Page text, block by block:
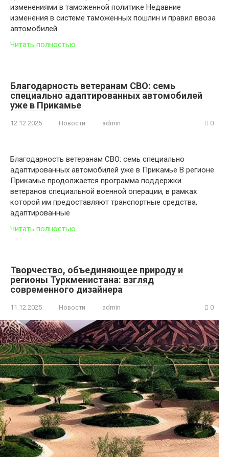
изменениями в таможенной политике Недавние
изменения в системе таможенных пошлин и правил ввоза
автомобилей
Читать полностью
Благодарность ветеранам СВО: семь
специально адаптированных автомобилей
уже в Прикамье
12.12.2025 Новости admin 0
Благодарность ветеранам СВО: семь специально
адаптированных автомобилей уже в Прикамье В регионе
Прикамье продолжается программа поддержки
ветеранов специальной военной операции, в рамках
которой им предоставляют транспортные средства,
адаптированные
Читать полностью
Творчество, объединяющее природу и
регионы Туркменистана: взгляд
современного дизайнера
11.12.2025 Новости admin 0